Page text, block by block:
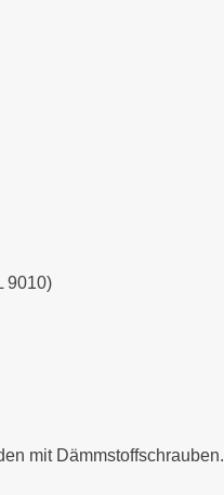
9010)
mit Dämmstoffschrauben.